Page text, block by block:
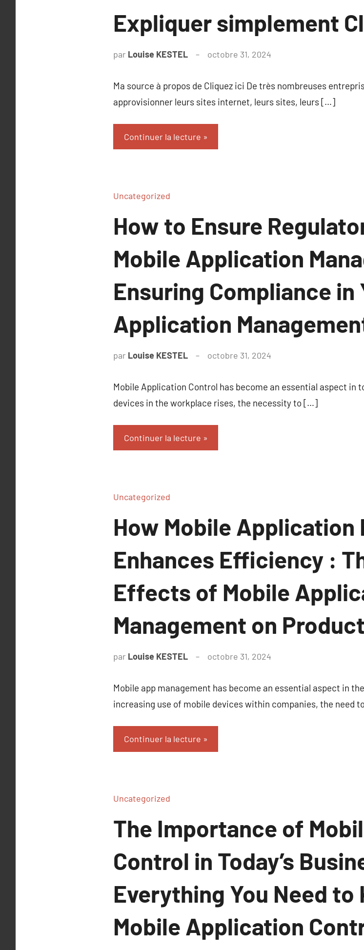
Expliquer simplement
par Louise KESTEL octobre 31, 2024
Ma source à propos de Cliquez ici De très nombreuses
approvisionner leurs sites internet, leurs sites, leurs […]
Continuer la lecture
Uncategorized
How to Ensure
Mobile Application
Ensuring Compliance in
Application
par Louise KESTEL octobre 31, 2024
Mobile Application Control has become an essential aspect in
devices in the workplace rises, the necessity to […]
Continuer la lecture
Uncategorized
How Mobile Application
Enhances Efficiency :
Effects of Mobile
Management on
par Louise KESTEL octobre 31, 2024
Mobile app management has become an essential aspect in
increasing use of mobile devices within companies, the need
Continuer la lecture
Uncategorized
The Importance of
Control in Today’s
Everything You Need
Mobile Application